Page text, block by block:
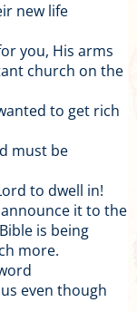
new life
you, His arms
church on the
to get rich
must be
to dwell in!
announce it to the
is being
more.
even though